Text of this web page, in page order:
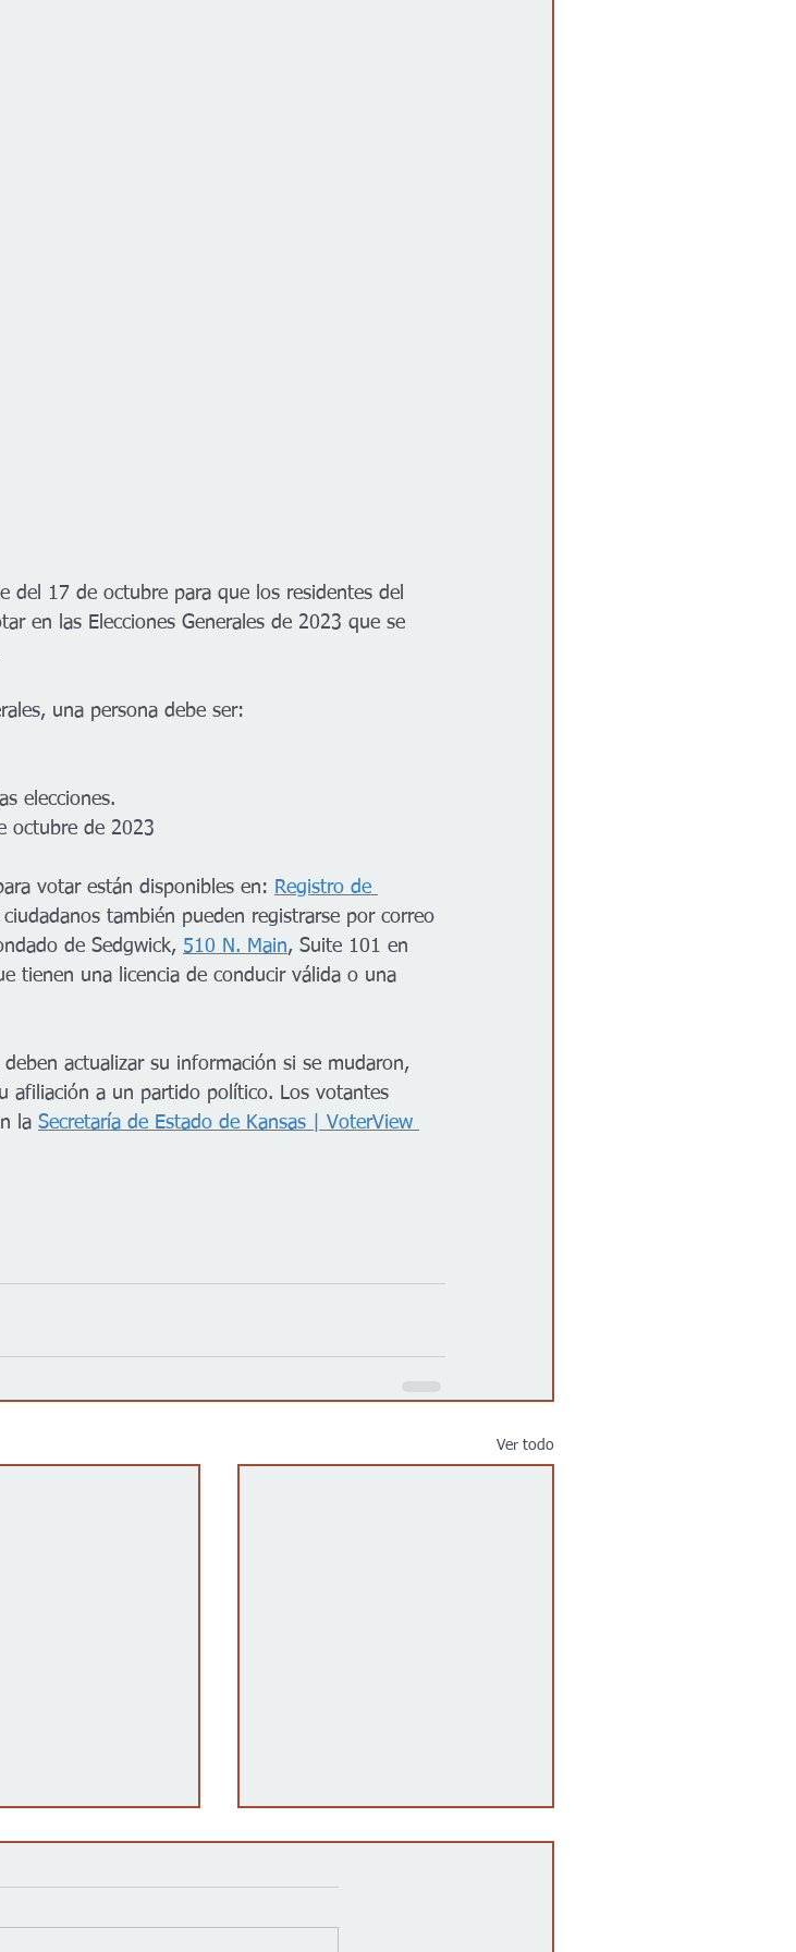
del 17 de octubre para que los residentes del
en las Elecciones Generales de 2023 que se
una persona debe ser:
elecciones.
octubre de 2023
votar están disponibles en: Registro de
ciudadanos también pueden registrarse por correo
de Sedgwick, 510 N. Main, Suite 101 en
tienen una licencia de conducir válida o una
actualizar su información si se mudaron,
afiliación a un partido político. Los votantes
la Secretaría de Estado de Kansas | VoterView
Ver todo